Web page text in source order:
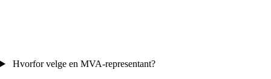
Hvorfor velge en MVA-representant?